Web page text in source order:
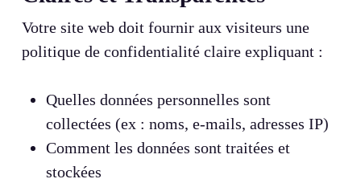
Votre site web doit fournir aux visiteurs une
politique de confidentialité claire expliquant :
Quelles données personnelles sont
collectées (ex : noms, e-mails, adresses IP)
Comment les données sont traitées et
stockées